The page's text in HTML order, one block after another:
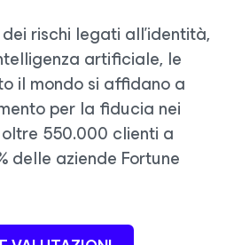
rischi legati all'identità,
artificiale, le
il mondo si affidano a
per la fiducia nei
550.000 clienti a
delle aziende Fortune